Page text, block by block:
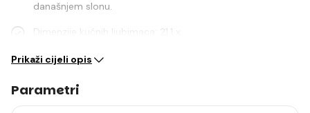
današnjem slonu.
Dimenzije kućnih ljubimaca: 21,1 x…
Prikaži cijeli opis
Parametri